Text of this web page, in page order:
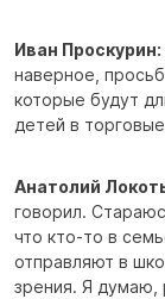
Иван Проскурин:
наверное,
которые будут
детей в
Анатолий
говорил.
что кто-то в
отправляют в
зрения. Я думаю,